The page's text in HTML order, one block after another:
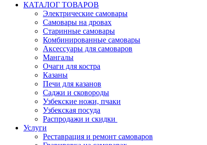
КАТАЛОГ ТОВАРОВ
Электрические самовары
Cамовары на дровах
Старинные самовары
Комбинированные самовары
Аксессуары для самоваров
Мангалы
Очаги для костра
Казаны
Печи для казанов
Саджи и сковороды
Узбекские ножи, пчаки
Узбекская посуда
Распродажи и скидки
Услуги
Реставрация и ремонт самоваров